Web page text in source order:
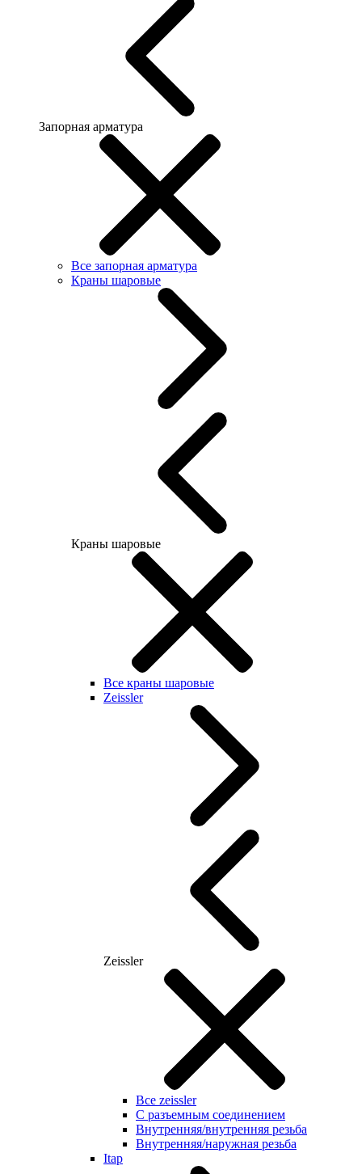
Запорная арматура
Все запорная арматура
Краны шаровые
Краны шаровые
Все краны шаровые
Zeissler
Zeissler
Все zeissler
С разъемным соединением
Внутренняя/внутренняя резьба
Внутренняя/наружная резьба
Itap